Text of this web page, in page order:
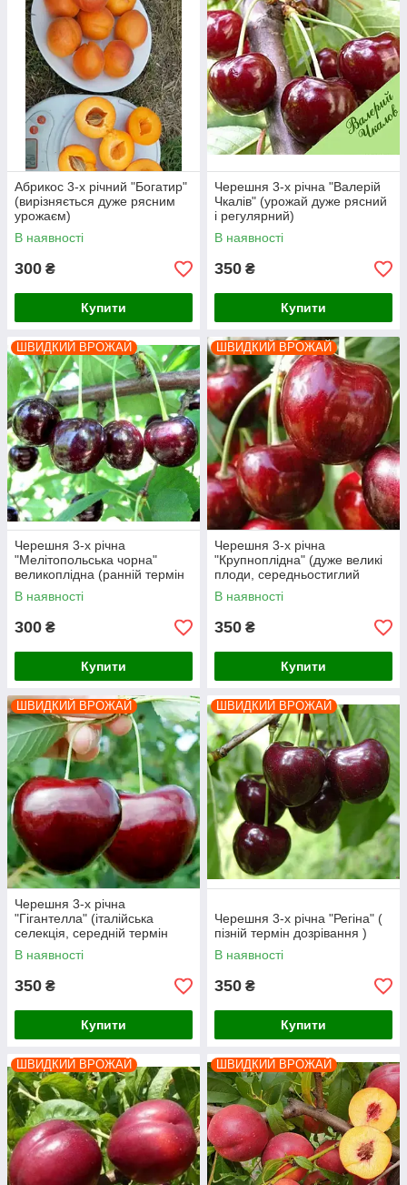
Абрикос 3-х річний "Богатир"
(вирізняється дуже рясним
урожаєм)
В наявності
300 ₴
Купити
Черешня 3-х річна "Валерій
Чкалів" (урожай дуже рясний
і регулярний)
В наявності
350 ₴
Купити
ШВИДКИЙ ВРОЖАЙ
Черешня 3-х річна
"Мелітопольська чорна"
великоплідна (ранній термін
дозрівання)
В наявності
300 ₴
Купити
ШВИДКИЙ ВРОЖАЙ
Черешня 3-х річна
"Крупноплідна" (дуже великі
плоди, середньостиглий
термін)
В наявності
350 ₴
Купити
ШВИДКИЙ ВРОЖАЙ
Черешня 3-х річна
"Гігантелла" (італійська
селекція, середній термін
дозрівання)
В наявності
350 ₴
Купити
ШВИДКИЙ ВРОЖАЙ
Черешня 3-х річна "Регіна" (
пізній термін дозрівання )
В наявності
350 ₴
Купити
ШВИДКИЙ ВРОЖАЙ ШВИДКИЙ ВРОЖАЙ